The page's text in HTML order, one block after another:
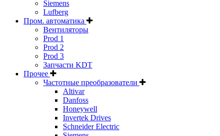
Siemens
Lufberg
Пром. автоматика
Вентиляторы
Prod 1
Prod 2
Prod 3
Запчасти KDT
Прочее
Частотные преобразователи
Altivar
Danfoss
Honeywell
Invertek Drives
Schneider Electric